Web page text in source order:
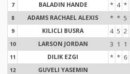
7 BALADIN HANDE * 4 *
8 ADAMS RACHAEL ALEXIS * * 5
9 KILICLI BUSRA 4 5 2
10 LARSON JORDAN 3 1 1
11 DILIK EZGI * * 6
12 GUVELI YASEMIN